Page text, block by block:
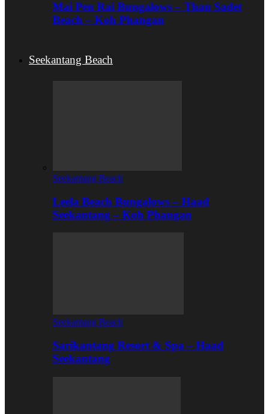
Mai Pen Rai Bungalows – Than Sadet
Beach – Koh Phangan
Seekantang Beach
Seekantang Beach
Leela Beach Bungalows – Haad
Seekantang – Koh Phangan
Seekantang Beach
Sarikantang Resort & Spa – Haad
Seekantang